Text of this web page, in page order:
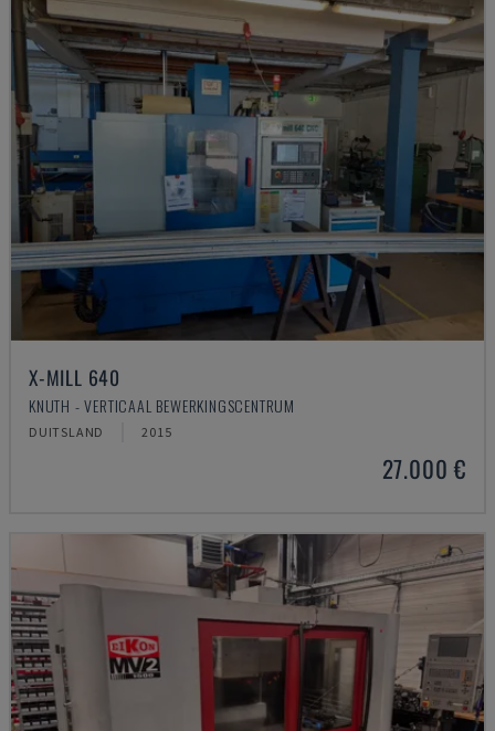
X-MILL 640
KNUTH - VERTICAAL BEWERKINGSCENTRUM
DUITSLAND 2015
27.000 €